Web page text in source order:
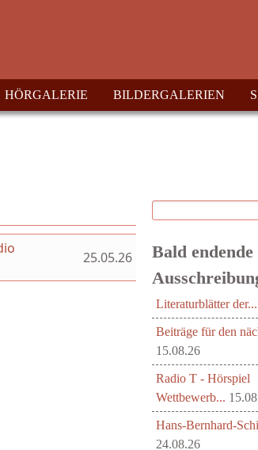
HÖRGALERIE BILDERGALERIEN
25.05.26
Suchformular
Suche
Bald endende
Literaturblätter der...
Beiträge für den
15.08.26
Radio T - Hörspiel
Wettbewerb...
Hans-Bernhard-
24.08.26